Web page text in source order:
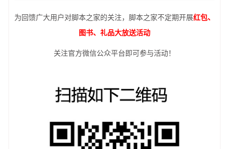
为回馈广大用户对脚本之家的关注，脚本之家不定期开展红包、
图书、礼品大放送活动
关注官方微信公众平台即可参与活动！